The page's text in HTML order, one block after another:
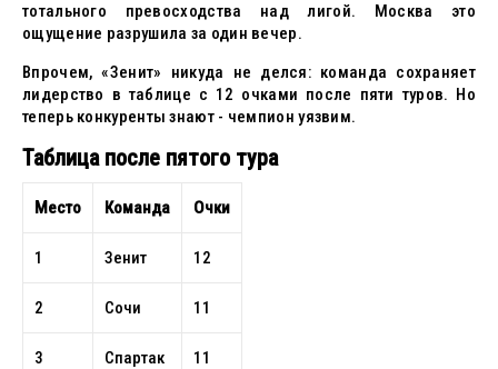
тотального превосходства над лигой. Москва это
ощущение разрушила за один вечер.
Впрочем, «Зенит» никуда не делся: команда сохраняет
лидерство в таблице с 12 очками после пяти туров. Но
теперь конкуренты знают - чемпион уязвим.
Таблица после пятого тура
Место Команда Очки
1 Зенит 12
2 Сочи 11
3 Спартак 11